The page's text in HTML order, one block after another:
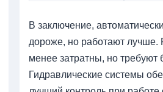
В заключение,
дороже, но работают лучше.
менее затратны, но требуют
Гидравлические системы